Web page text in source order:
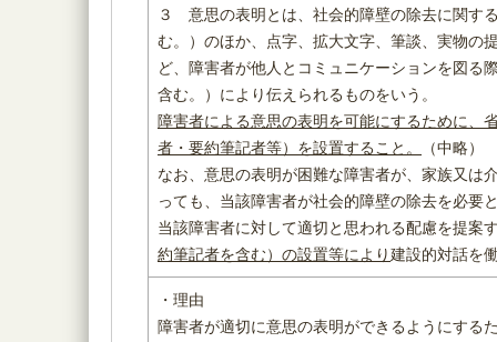
３ 意思の表明とは、社会的障壁の除去に関す
む。）のほか、点字、拡大文字、筆談、実物の
ど、障害者が他人とコミュニケーションを図る
含む。）により伝えられるものをいう。
障害者による意思の表明を可能にするために、
者・要約筆記者等）を設置すること。
（中略）
なお、意思の表明が困難な障害者が、家族又は
っても、当該障害者が社会的障壁の除去を必要
当該障害者に対して適切と思われる配慮を提案
約筆記者を含む）の設置等により建設的対話を
・理由
障害者が適切に意思の表明ができるようにする